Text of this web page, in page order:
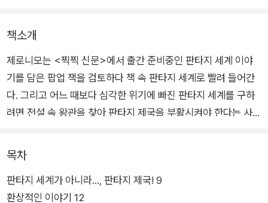
책소개
제로니모는 <찍찍 신문>에서 출간 준비중인 판타지 세계 이야
기를 담은 팝업 책을 검토하다 책 속 판타지 세계로 빨려 들어간
다. 그리고 어느 때보다 심각한 위기에 빠진 판타지 세계를 구하
려면 전설 속 왕관을 찾아 판타지 제국을 부활시켜야 한다는 사실
여왕님의 딸 알리나 공주, 용 조련사이자 알리나 공주의 수호 기
사인 로리안와 함께 판타지 제국을 부활시킬 전설 속 왕관을 찾아
떠난다.
목차
판타지 세계가 아니라…, 판타지 제국! 9
환상적인 이야기 12